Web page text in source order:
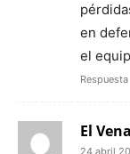
en
el
Respuesta
El